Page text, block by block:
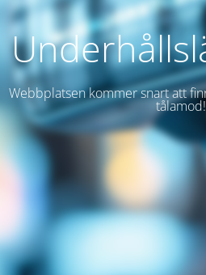
Webbplatsen kommer snart att
tålamod!